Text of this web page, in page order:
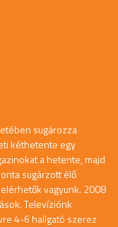
sugározza
kéthetente egy
a hetente, majd
sugárzott élő
vagyunk. 2008
Televíziónk
4-6 hallgató szerez